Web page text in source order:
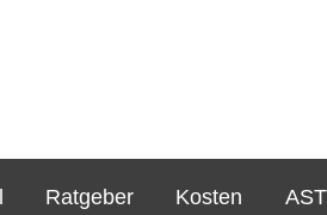
Ratgeber Kosten